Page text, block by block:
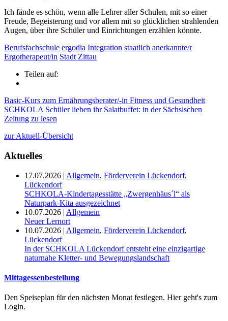
Ich fände es schön, wenn alle Lehrer aller Schulen, mit so einer
Freude, Begeisterung und vor allem mit so glücklichen strahlenden
Augen, über ihre Schüler und Einrichtungen erzählen könnte.
Berufsfachschule ergodia Integration staatlich anerkannte/r
Ergotherapeut/in Stadt Zittau
Teilen auf:
Basic-Kurs zum Ernährungsberater/-in Fitness und Gesundheit
SCHKOLA Schüler lieben ihr Salatbuffet: in der Sächsischen
Zeitung zu lesen
zur Aktuell-Übersicht
Aktuelles
17.07.2026 | Allgemein, Förderverein Lückendorf,
Lückendorf
SCHKOLA-Kindertagesstätte „Zwergenhäus´l“ als
Naturpark-Kita ausgezeichnet
10.07.2026 | Allgemein
Neuer Lernort
10.07.2026 | Allgemein, Förderverein Lückendorf,
Lückendorf
In der SCHKOLA Lückendorf entsteht eine einzigartige
naturnahe Kletter- und Bewegungslandschaft
Mittagessenbestellung
Den Speiseplan für den nächsten Monat festlegen. Hier geht's zum
Login.